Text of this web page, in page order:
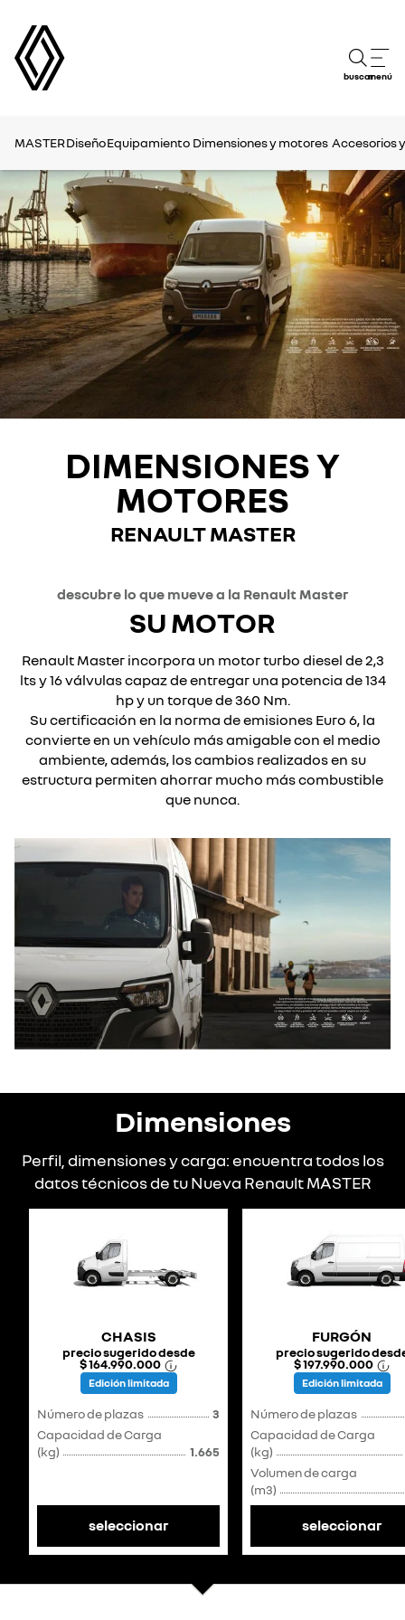
buscarmenú
MASTERDiseñoEquipamiento Dimensiones y motores Accesorios
DIMENSIONES Y
MOTORES
RENAULT MASTER
descubre lo que mueve a la Renault Master
SU MOTOR
Renault Master incorpora un motor turbo diesel de 2,3
lts y 16 válvulas capaz de entregar una potencia de 134
hp y un torque de 360 Nm.
Su certificación en la norma de emisiones Euro 6, la
convierte en un vehículo más amigable con el medio
ambiente, además, los cambios realizados en su
estructura permiten ahorrar mucho más combustible
que nunca.
Dimensiones
Perfil, dimensiones y carga: encuentra todos los
datos técnicos de tu Nueva Renault MASTER
CHASIS
precio sugerido desde
$ 164.990.000
Edición limitada
Número de plazas
3
Capacidad de Carga
(kg)
1.665
seleccionar
FURGÓN
precio sugerido
$ 197.990.000
Edición limitada
Número de plazas
Capacidad de Carga
(kg)
Volumen de carga
(m3)
seleccionar